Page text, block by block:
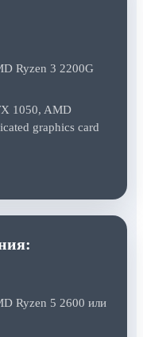
Ryzen 3 2200G
1050, AMD
graphics card
Ryzen 5 2600 или